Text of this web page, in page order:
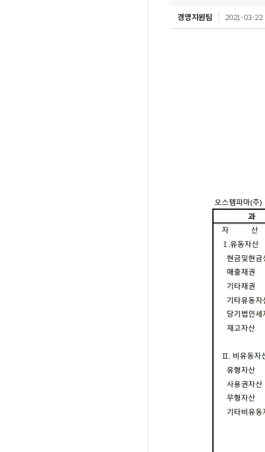
경영지원팀 2021-03-